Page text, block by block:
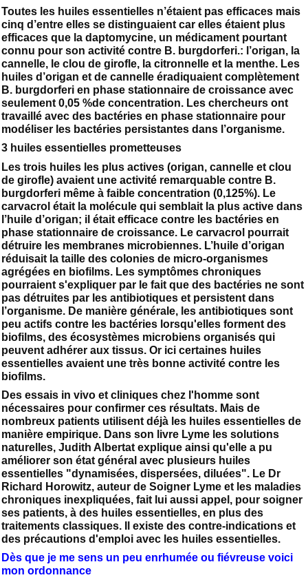
Toutes les huiles essentielles n’étaient pas efficaces mais
cinq d’entre elles se distinguaient car elles étaient plus
efficaces que la daptomycine, un médicament pourtant
connu pour son activité contre B. burgdorferi.: l’origan, la
cannelle, le clou de girofle, la citronnelle et la menthe. Les
huiles d’origan et de cannelle éradiquaient complètement
B. burgdorferi en phase stationnaire de croissance avec
seulement 0,05 %de concentration. Les chercheurs ont
travaillé avec des bactéries en phase stationnaire pour
modéliser les bactéries persistantes dans l’organisme.
3 huiles essentielles prometteuses
Les trois huiles les plus actives (origan, cannelle et clou
de girofle) avaient une activité remarquable contre B.
burgdorferi même à faible concentration (0,125%). Le
carvacrol était la molécule qui semblait la plus active dans
l’huile d’origan; il était efficace contre les bactéries en
phase stationnaire de croissance. Le carvacrol pourrait
détruire les membranes microbiennes. L’huile d’origan
réduisait la taille des colonies de micro-organismes
agrégées en biofilms. Les symptômes chroniques
pourraient s'expliquer par le fait que des bactéries ne sont
pas détruites par les antibiotiques et persistent dans
l’organisme. De manière générale, les antibiotiques sont
peu actifs contre les bactéries lorsqu'elles forment des
biofilms, des écosystèmes microbiens organisés qui
peuvent adhérer aux tissus. Or ici certaines huiles
essentielles avaient une très bonne activité contre les
biofilms.
Des essais in vivo et cliniques chez l'homme sont
nécessaires pour confirmer ces résultats. Mais de
nombreux patients utilisent déjà les huiles essentielles de
manière empirique. Dans son livre Lyme les solutions
naturelles, Judith Albertat explique ainsi qu'elle a pu
améliorer son état général avec plusieurs huiles
essentielles "dynamisées, dispersées, diluées". Le Dr
Richard Horowitz, auteur de Soigner Lyme et les maladies
chroniques inexpliquées, fait lui aussi appel, pour soigner
ses patients, à des huiles essentielles, en plus des
traitements classiques. Il existe des contre-indications et
des précautions d'emploi avec les huiles essentielles.
Dès que je me sens un peu enrhumée ou fiévreuse voici
mon ordonnance